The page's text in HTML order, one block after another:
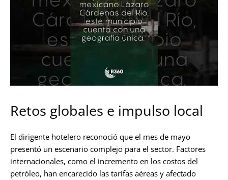
Retos globales e impulso local
El dirigente hotelero reconoció que el mes de mayo
presentó un escenario complejo para el sector. Factores
internacionales, como el incremento en los costos del
petróleo, han encarecido las tarifas aéreas y afectado